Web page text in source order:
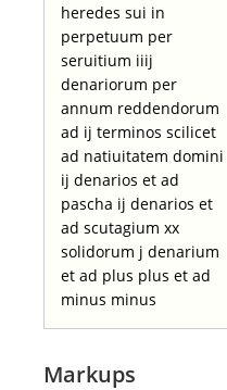
heredes sui in
perpetuum per
seruitium iiij
denariorum per
annum reddendorum
ad ij terminos scilicet
ad natiuitatem domini
ij denarios et ad
pascha ij denarios et
ad scutagium xx
solidorum j denarium
et ad plus plus et ad
minus minus
Markups